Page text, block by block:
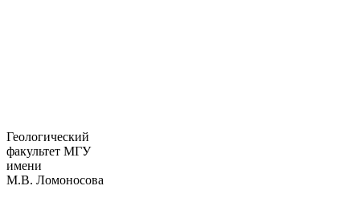
Геологический
факультет МГУ
имени
М.В. Ломоносова